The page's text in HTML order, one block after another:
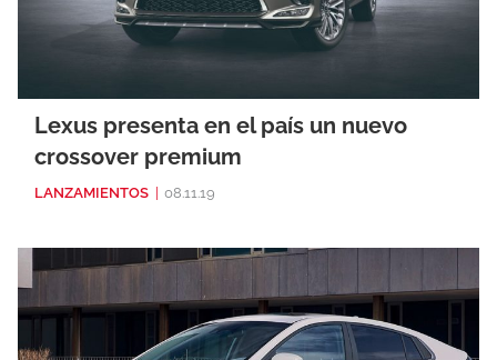
Lexus presenta en el país un nuevo
crossover premium
LANZAMIENTOS 08.11.19